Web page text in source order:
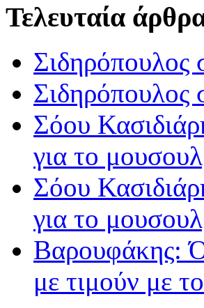
Τελευταία
Σιδηρόπουλος
Σιδηρόπουλος
Σόου
για το
Σόου
για το
Βαρουφάκης:
με τιμούν με